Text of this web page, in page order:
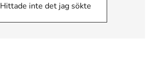
Hittade inte det jag sökte